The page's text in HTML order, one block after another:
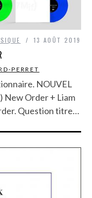
13 AOÛT 2019
PERRET
NOUVEL
New Order + Liam
Question titre…